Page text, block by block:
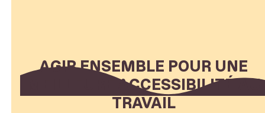
AGIR ENSEMBLE POUR UNE
MEILLEURE ACCESSIBILITÉ AU
TRAVAIL